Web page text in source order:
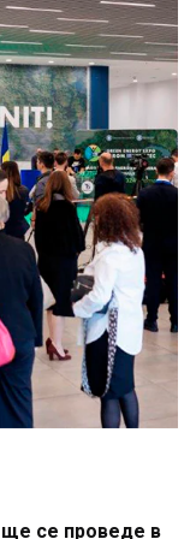
се проведе в